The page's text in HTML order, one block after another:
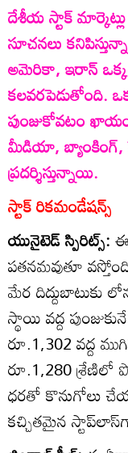
దేశీయ స్టాక్‌
సూచనలు
అమెరికా, ఇరాన్‌ ఒక్క
కలవరపెడుతోంది.
పుంజుకోవటం
మీడియా, బ్యాంకింగ్‌,
ప్రదర్శిస్తున్నాయి.
స్టాక్‌ రికమండేషన్స్‌
యునైటెడ్‌ స్పిరిట్స్‌:
పతనమవుతూ
మేర
స్థాయి వద్ద
రూ.1,302 వద్ద
రూ.1,280 శ్రేణిలో
ధరతో కొనుగోలు
కచ్చితమైన